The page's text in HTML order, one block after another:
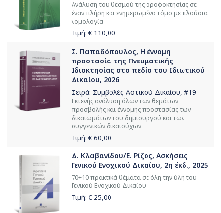
Ανάλυση του θεσμού της οροφοκτησίας σε
έναν πλήρη και ενημερωμένο τόμο με πλούσια
νομολογία
Τιμή: € 110,00
Σ. Παπαδόπουλος, Η έννομη
προστασία της Πνευματικής
Ιδιοκτησίας στο πεδίο του Ιδιωτικού
Δικαίου, 2026
Σειρά: Συμβολές Αστικού Δικαίου, #19
Εκτενής ανάλυση όλων των θεμάτων
προσβολής και έννομης προστασίας των
δικαιωμάτων του δημιουργού και των
συγγενικών δικαιούχων
Τιμή: € 60,00
Δ. Κλαβανίδου/Ε. Ρίζος, Ασκήσεις
Γενικού Ενοχικού Δικαίου, 2η έκδ., 2025
70+10 πρακτικά θέματα σε όλη την ύλη του
Γενικού Ενοχικού Δικαίου
Τιμή: € 25,00